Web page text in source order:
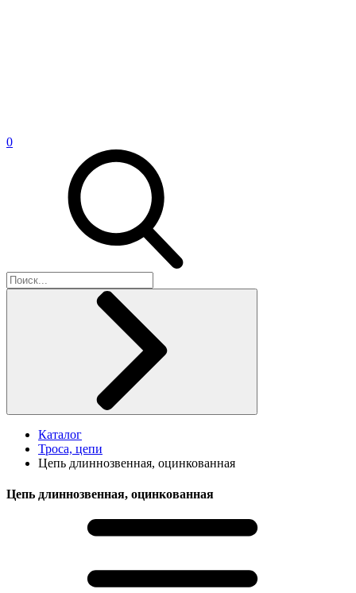
0
Каталог
Троса, цепи
Цепь длиннозвенная, оцинкованная
Цепь длиннозвенная, оцинкованная